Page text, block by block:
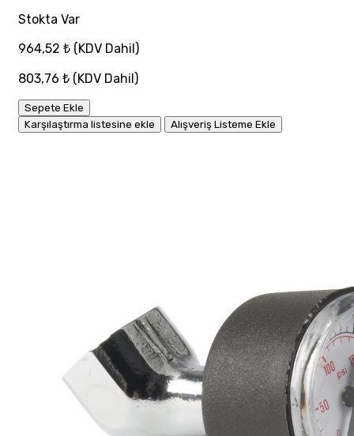
Stokta Var
964,52 ₺ (KDV Dahil)
803,76 ₺ (KDV Dahil)
Sepete Ekle
Karşılaştırma listesine ekle
Alışveriş Listeme Ekle